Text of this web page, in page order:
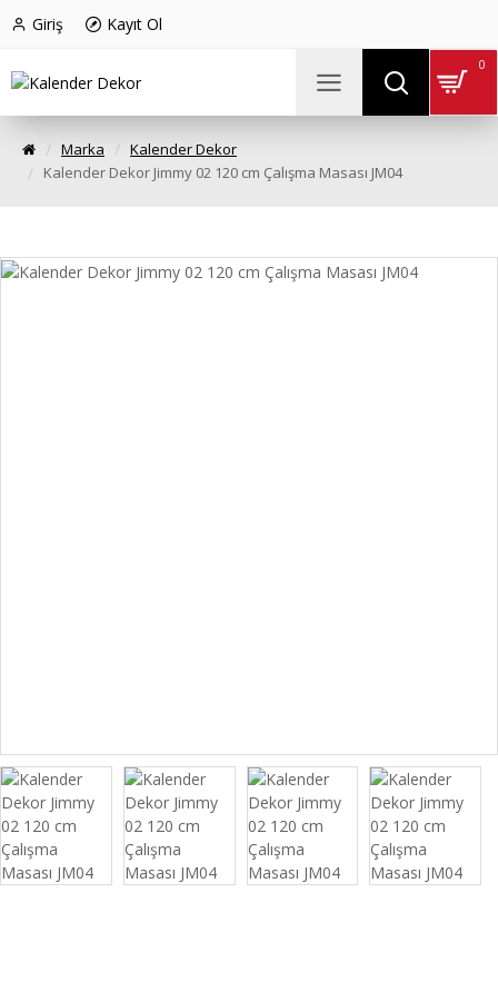
Giriş Kayıt Ol
0
Marka
Kalender Dekor
Kalender Dekor Jimmy 02 120 cm Çalışma Masası JM04